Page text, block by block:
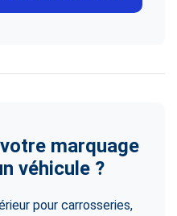
marquage
véhicule ?
pour carrosseries,